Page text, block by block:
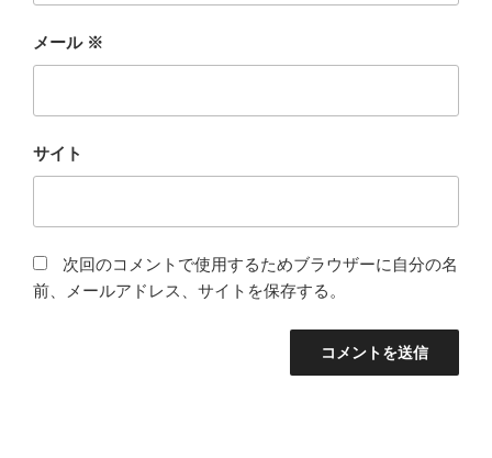
メール ※
サイト
次回のコメントで使用するためブラウザーに自分の名
前、メールアドレス、サイトを保存する。